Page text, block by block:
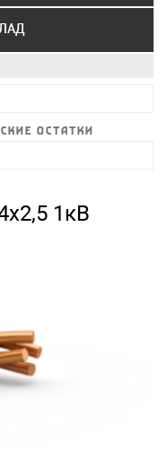
остатки
1кВ